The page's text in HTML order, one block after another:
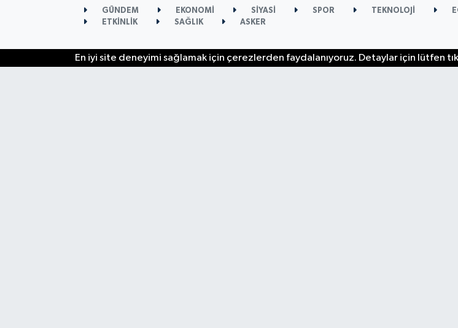
GÜNDEM EKONOMİ SİYASİ SPOR TEKNOLOJİ
ETKİNLİK
SAĞLIK ASKER
En iyi site deneyimi sağlamak için çerezlerden faydalanıyoruz. Detaylar için lütfen